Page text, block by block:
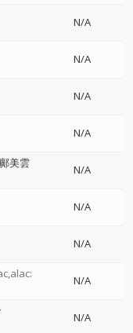
N/A
N/A
N/A
N/A
鄺美雲
N/A
N/A
N/A
N/A
N/A